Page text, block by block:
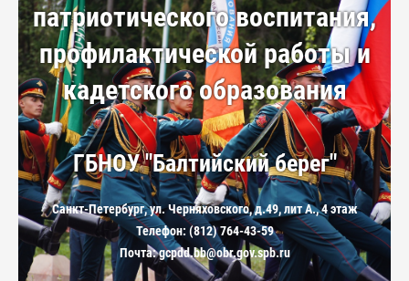
патриотического воспитания,
профилактической работы и
кадетского образования
ГБНОУ "Балтийский берег"
Санкт-Петербург, ул. Черняховского, д.49, лит А., 4 этаж
Телефон: (812) 764-43-59
Почта: gcpdd.bb@obr.gov.spb.ru